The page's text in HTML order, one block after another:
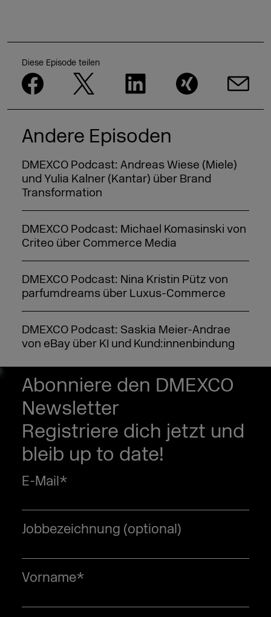
Andere Episoden
DMEXCO Podcast: Andreas Wiese (Miele)
und Yulia Kalner (Kantar) über Brand
Transformation
DMEXCO Podcast: Michael Komasinski von
Criteo über Commerce Media
DMEXCO Podcast: Nina Kristin Pütz von
parfumdreams über Luxus-Commerce
DMEXCO Podcast: Saskia Meier-Andrae
von eBay über KI und Kund:innenbindung
DMEXCO Podcast: idealo-CEO Jovan Protić
über die Zukunft von AI im Commerce
DMEXCO Podcast: Steffen Zeller über die
Branding-Strategie bei Rügenwalder Mühle
Diese Episode teilen
Abonniere den DMEXCO
Newsletter
Registriere dich jetzt und
bleib up to date!
E-Mail*
Jobbezeichnung (optional)
Vorname*